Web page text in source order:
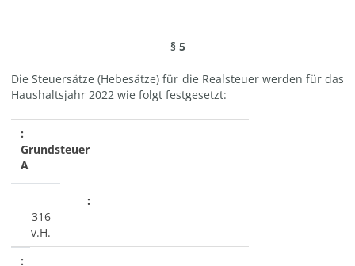
§ 5
Die Steuersätze (Hebesätze) für die Realsteuer werden für das
Haushaltsjahr 2022 wie folgt festgesetzt:
Grundsteuer
A
316
v.H.